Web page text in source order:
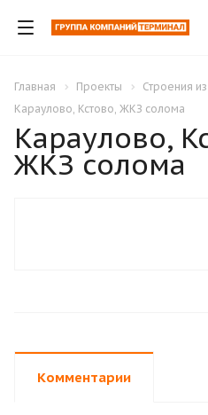
Главная Проекты
Строения
Караулово, Кстово, ЖКЗ солома
Караулово,
ЖКЗ солома
Комментарии